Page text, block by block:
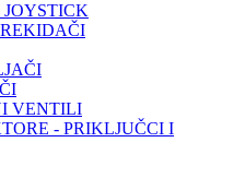
VENTILI
- PRIKLJUČCI I